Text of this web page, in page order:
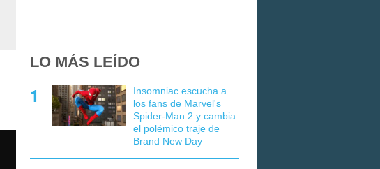
LO MÁS LEÍDO
Insomniac escucha a
los fans de Marvel's
Spider-Man 2 y cambia
el polémico traje de
Brand New Day